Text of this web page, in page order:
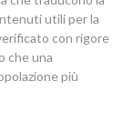
utili per la
con rigore
che una
più